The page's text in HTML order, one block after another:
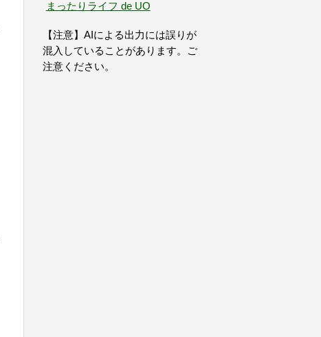
まったりライフ de UO
【注意】AIによる出力には誤りが
混入していることがあります。ご
注意ください。